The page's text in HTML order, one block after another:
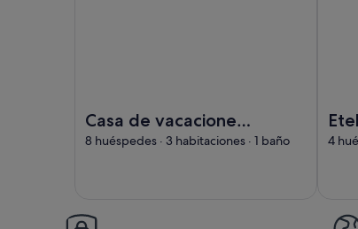
Casa de vacaciones
Elvi by Interhome
8 huéspedes · 3 habitaciones · 1 baño 4